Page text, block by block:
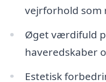
vejrforhold som
Øget værdifuld
haveredskaber
Estetisk